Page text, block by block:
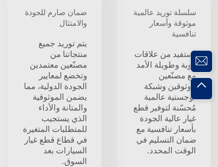
سلسلة توريد عالمية
موثوقة وأسعار
تنافسية
نستفيد من علاقات
قوية وطويلة الأمد
مع مصنّعين
موثوقين وشبكة
لوجستية عالمية
مُحسّنة لتوفير قطع
غيار عالية الجودة
بأسعار تنافسية مع
ضمان التسليم في
الوقت المحدد.
ضمان صارم للجودة
والامتثال
يتم توريد جميع
منتجاتنا من
مصنّعين معتمدين
وتخضع لمعايير
الجودة الدولية، مما
يضمن الموثوقية
والمتانة والأداء
الذي يستجيب
للمتطلبات المتغيرة
في قطاع قطع غيار
السيارات بعد
السوق.